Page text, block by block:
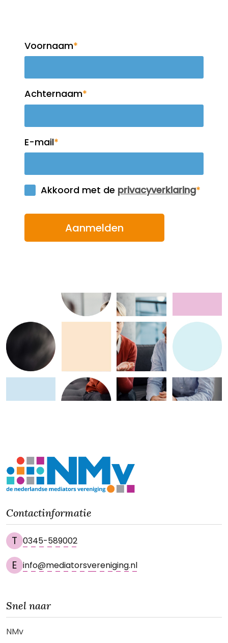
Contactinformatie
T 0345-589002
E info@mediatorsvereniging.nl
Snel naar
NMv